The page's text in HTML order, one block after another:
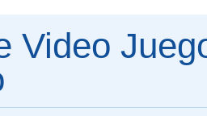
Video